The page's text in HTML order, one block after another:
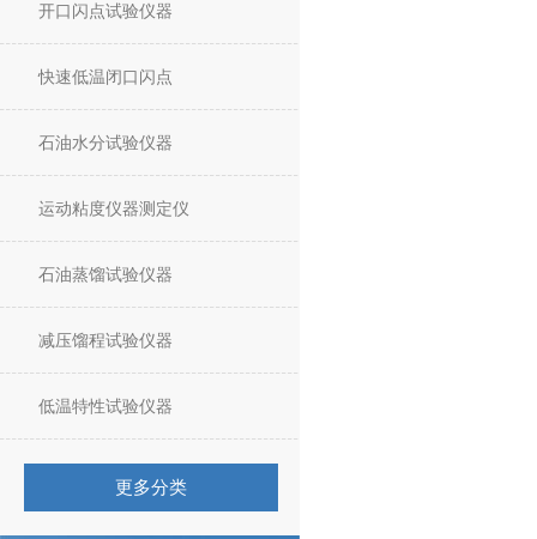
开口闪点试验仪器
快速低温闭口闪点
石油水分试验仪器
运动粘度仪器测定仪
石油蒸馏试验仪器
减压馏程试验仪器
低温特性试验仪器
更多分类